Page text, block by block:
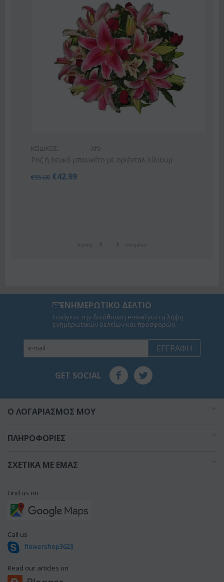
ΚΩΔΙΚΟΣ: Af9
Ροζ ή λευκό μπουκέτο με οριένταλ λίλιουμ
55.00 €42.99
ΕΝΗΜΕΡΩΤΙΚΟ ΔΕΛΤΙΟ
Εισάγετε την διεύθυνση e-mail για τη λήψη
ενημερωτικών δελτίων και προσφορών.
ΕΓΓΡΑΦΉ
GET SOCIAL
O ΛΟΓΑΡΙΑΣΜΌΣ ΜΟΥ
ΠΛΗΡΟΦΟΡΊΕΣ
ΣΧΕΤΙΚΆ ΜΕ ΕΜΆΣ
Find us on
Call us
flowershop3623
Read our articles on